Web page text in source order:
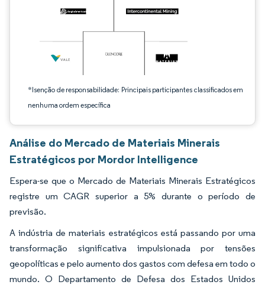
*Isenção de responsabilidade: Principais participantes classificados em
nenhuma ordem específica
Análise do Mercado de Materiais Minerais
Estratégicos por Mordor Intelligence
Espera-se que o Mercado de Materiais Minerais Estratégicos
registre um CAGR superior a 5% durante o período de
previsão.
A indústria de materiais estratégicos está passando por uma
transformação significativa impulsionada por tensões
geopolíticas e pelo aumento dos gastos com defesa em todo o
mundo. O Departamento de Defesa dos Estados Unidos